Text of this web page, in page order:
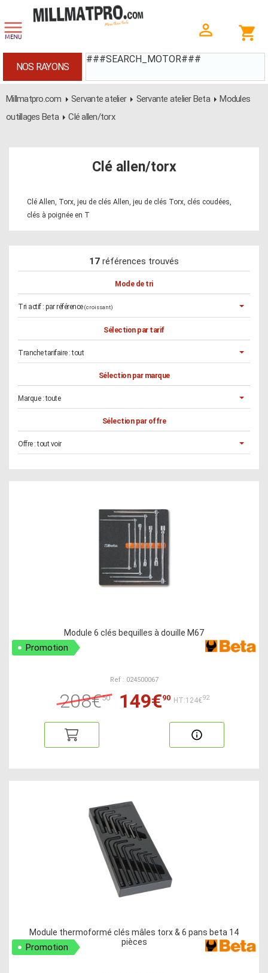
###SEARCH_MOTOR###
NOS RAYONS
Millmatpro.com Servante atelier Servante atelier Beta
Modules
outillages Beta
Clé allen/torx
Clé allen/torx
Clé Allen, Torx, jeu de clés Allen, jeu de clés Torx, clés coudées,
clés à poignée en T
17 références trouvés
Mode de tri
Tri actif : par référence (croissant)
Sélection par tarif
Tranche tarifaire :tout
Sélection par marque
Marque :toute
Sélection par offre
Offre :tout voir
Module 6 clés bequilles à douille M67
Promotion
Ref : 024500067
208€50 149€90 HT:124€92
Module thermoformé clés mâles torx & 6 pans beta 14
pièces
Promotion